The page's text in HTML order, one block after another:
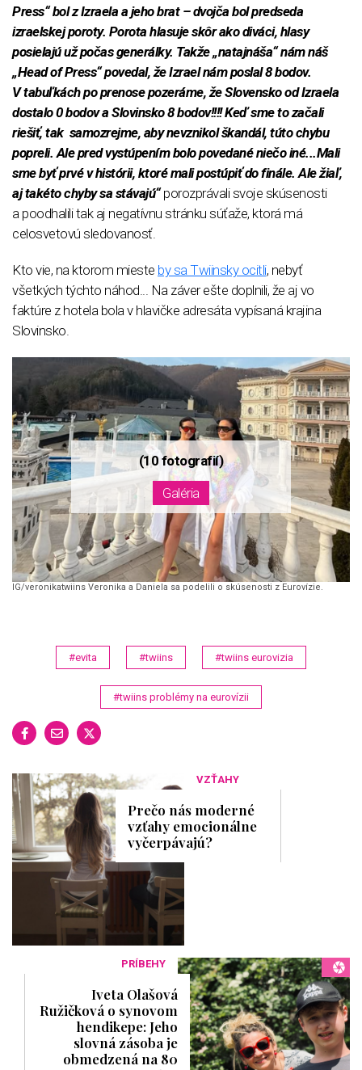
Press“ bol z Izraela a jeho brat – dvojča bol predseda
izraelskej poroty. Porota hlasuje skôr ako diváci, hlasy
posielajú už počas generálky. Takže „natajnáša“ nám náš
„Head of Press“ povedal, že Izrael nám poslal 8 bodov.
V tabuľkách po prenose pozeráme, že Slovensko od Izraela
dostalo 0 bodov a Slovinsko 8 bodov!!!! Keď sme to začali
riešiť, tak samozrejme, aby nevznikol škandál, túto chybu
popreli. Ale pred vystúpením bolo povedané niečo iné...Mali
sme byť prvé v histórii, ktoré mali postúpiť do finále. Ale žiaľ,
aj takéto chyby sa stávajú“porozprávali svoje skúsenosti
a poodhalili tak aj negatívnu stránku súťaže, ktorá má
celosvetovú sledovanosť.
Kto vie, na ktorom mieste by sa Twiinsky ocitli, nebyť
všetkých týchto náhod... Na záver ešte doplnili, že aj vo
faktúre z hotela bola v hlavičke adresáta vypísaná krajina
Slovinsko.
IG/veronikatwiins Veronika a Daniela sa podelili o skúsenosti z Eurovízie.
#evita #twiins #twiins eurovizia
#twiins problémy na eurovízii
VZŤAHY
Prečo nás moderné
vzťahy emocionálne
vyčerpávajú?
PRÍBEHY
Iveta Olašová
Ružičková o synovom
hendikepe: Jeho
slovná zásoba je
obmedzená na 80